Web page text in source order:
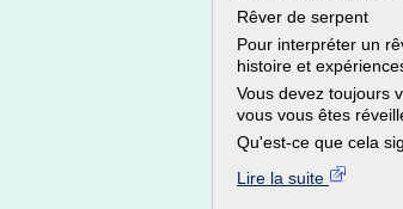
Rêver de serpent
Pour interpréter un
histoire et
Vous devez toujours
vous vous êtes
Qu'est-ce que cela
Lire la suite